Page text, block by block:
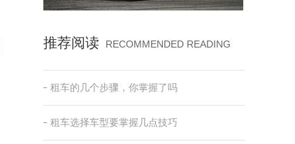
推荐阅读 RECOMMENDED READING
租车的几个步骤，你掌握了吗
租车选择车型要掌握几点技巧